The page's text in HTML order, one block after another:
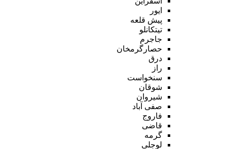
ایور
پیش قلعه
تیتکانلو
جاجرم
حصارگرمخان
درق
راز
سنخواست
شوقان
شیروان
صفی آباد
فاروج
قاضی
گرمه
لوجلی